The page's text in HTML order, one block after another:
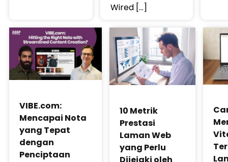
Wired […]
VIBE.com:
Mencapai Nota
yang Tepat
dengan
Penciptaan
10 Metrik
Prestasi
Laman Web
yang Perlu